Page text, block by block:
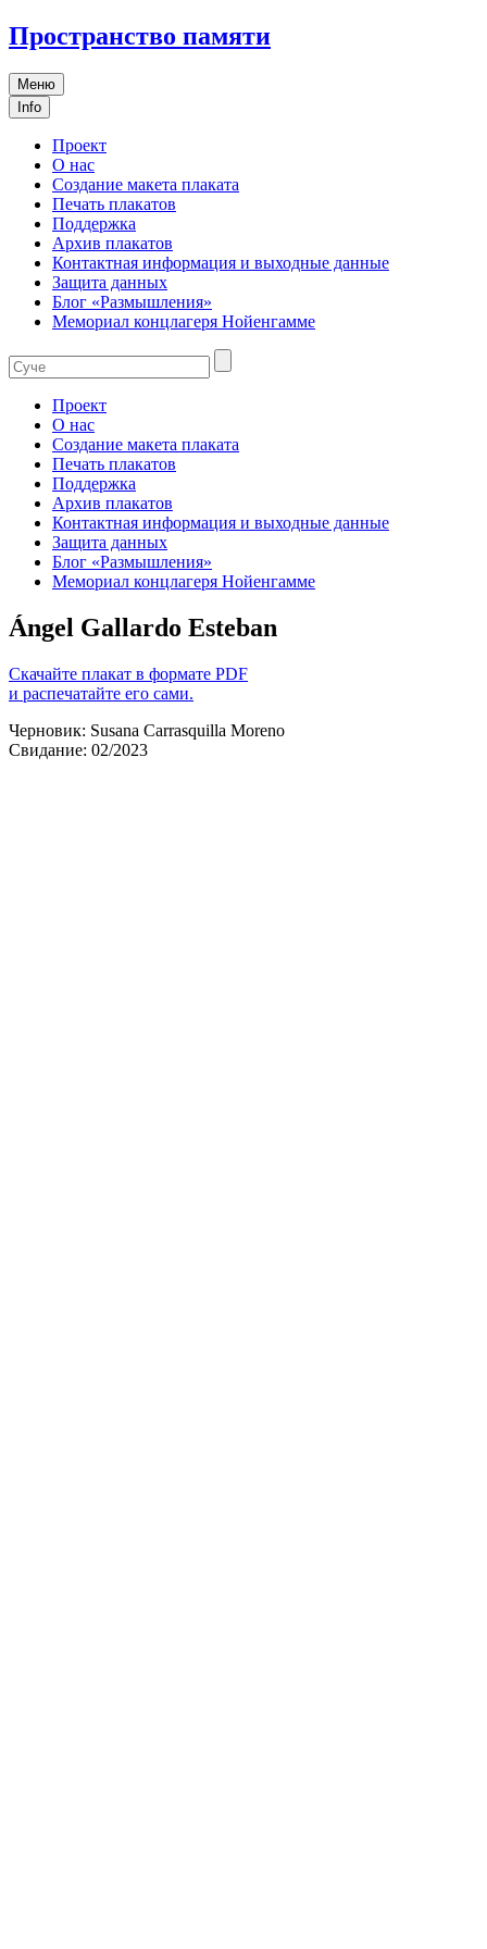
Пространство памяти
Меню
Info
Проект
О нас
Создание макета плаката
Печать плакатов
Поддержка
Архив плакатов
Контактная информация и выходные данные
Защита данных
Блог «Размышления»
Мемориал концлагеря Нойенгамме
Проект
О нас
Создание макета плаката
Печать плакатов
Поддержка
Архив плакатов
Контактная информация и выходные данные
Защита данных
Блог «Размышления»
Мемориал концлагеря Нойенгамме
Ángel Gallardo Esteban
Скачайте плакат в формате PDF
и распечатайте его сами.
Черновик: Susana Carrasquilla Moreno
Свидание: 02/2023